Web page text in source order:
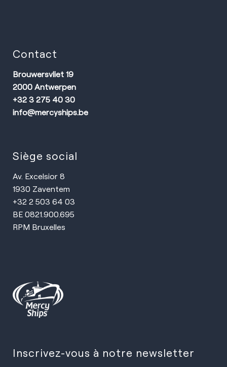
Contact
Brouwersvliet 19
2000 Antwerpen
+32 3 275 40 30
info@mercyships.be
Siège social
Av. Excelsior 8
1930 Zaventem
+32 2 503 64 03
BE 0821.900.695
RPM Bruxelles
Inscrivez-vous à notre newsletter